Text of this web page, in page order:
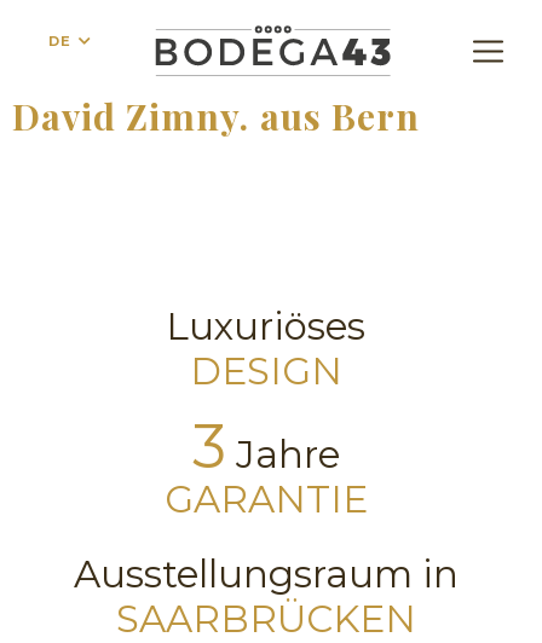
DE
David Zimny. aus Bern
Luxuriöses
DESIGN
3 Jahre
GARANTIE
Ausstellungsraum in
SAARBRÜCKEN